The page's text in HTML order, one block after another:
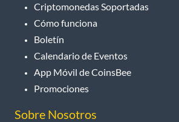
Criptomonedas Soportadas
Cómo funciona
Boletín
Calendario de Eventos
App Móvil de CoinsBee
Promociones
Sobre Nosotros